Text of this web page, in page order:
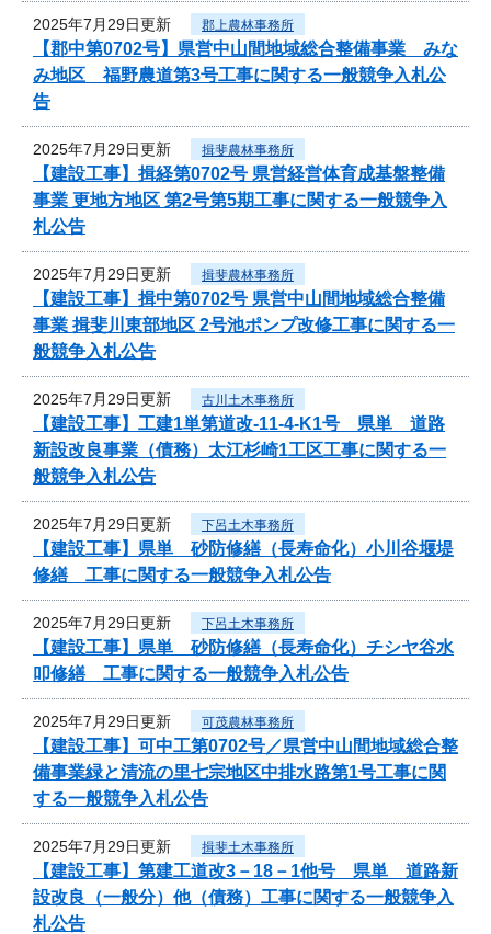
2025年7月29日更新 郡上農林事務所
【郡中第0702号】県営中山間地域総合整備事業 みな
み地区 福野農道第3号工事に関する一般競争入札公
告
2025年7月29日更新 揖斐農林事務所
【建設工事】揖経第0702号 県営経営体育成基盤整備
事業 更地方地区 第2号第5期工事に関する一般競争入
札公告
2025年7月29日更新 揖斐農林事務所
【建設工事】揖中第0702号 県営中山間地域総合整備
事業 揖斐川東部地区 2号池ポンプ改修工事に関する一
般競争入札公告
2025年7月29日更新 古川土木事務所
【建設工事】工建1単第道改-11-4-K1号 県単 道路
新設改良事業（債務）太江杉崎1工区工事に関する一
般競争入札公告
2025年7月29日更新 下呂土木事務所
【建設工事】県単 砂防修繕（長寿命化）小川谷堰堤
修繕 工事に関する一般競争入札公告
2025年7月29日更新 下呂土木事務所
【建設工事】県単 砂防修繕（長寿命化）チシヤ谷水
叩修繕 工事に関する一般競争入札公告
2025年7月29日更新 可茂農林事務所
【建設工事】可中工第0702号／県営中山間地域総合整
備事業緑と清流の里七宗地区中排水路第1号工事に関
する一般競争入札公告
2025年7月29日更新 揖斐土木事務所
【建設工事】第建工道改3－18－1他号 県単 道路新
設改良（一般分）他（債務）工事に関する一般競争入
札公告